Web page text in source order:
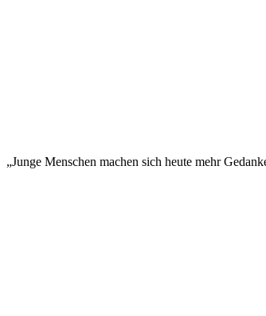
„Junge Menschen machen sich heute mehr